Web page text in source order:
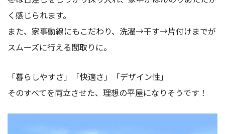
く感じられます。
また、家事動線にもこだわり、洗濯→干す→片付けまでが
スムーズに行える間取りに。
「暮らしやすさ」「快適さ」「デザイン性」
そのすべてを両立させた、理想の平屋になりそうです！